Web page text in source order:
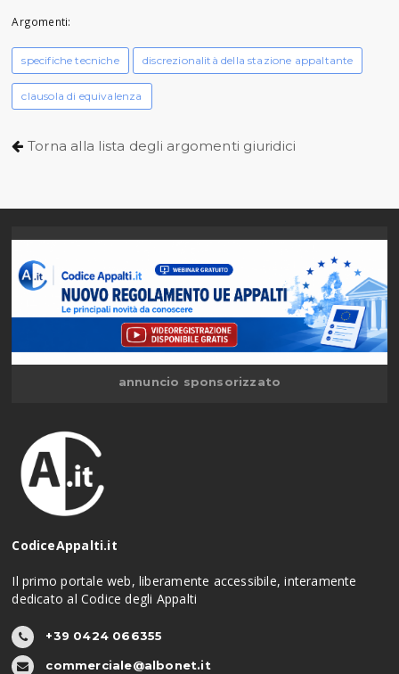
Argomenti:
specifiche tecniche discrezionalità della stazione appaltante
clausola di equivalenza
Torna alla lista degli argomenti giuridici
annuncio sponsorizzato
CodiceAppalti.it
Il primo portale web, liberamente accessibile, interamente
dedicato al Codice degli Appalti
+39 0424 066355
commerciale@albonet.it